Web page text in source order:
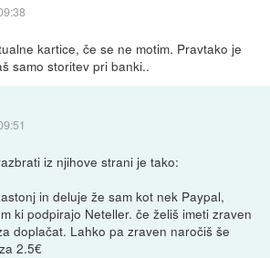
kartice, če se ne motim. Pravtako je
samo storitev pri banki..
iz njihove strani je tako:
in deluje že sam kot nek Paypal,
ki podpirajo Neteller. če želiš imeti zraven
doplačat. Lahko pa zraven naročiš še
2.5€